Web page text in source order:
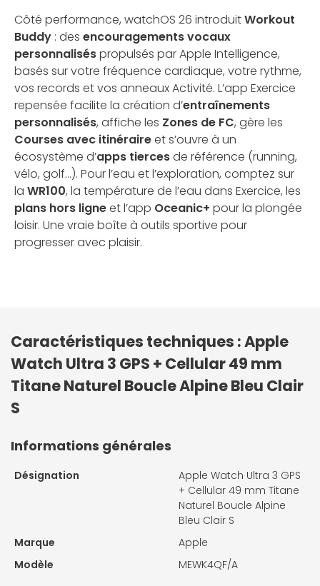
Côté performance, watchOS 26 introduitWorkout
Buddy : des encouragements vocaux
personnaliséspropulsés par Apple Intelligence,
basés sur votre fréquence cardiaque, votre rythme,
vos records et vos anneaux Activité. L’app Exercice
repensée facilite la création d’entraînements
personnalisés, affiche les Zones de FC, gère les
Courses avec itinéraireet s’ouvre à un
écosystème d’apps tiercesde référence (running,
vélo, golf…). Pour l’eau et l’exploration, comptez sur
la WR100, la température de l’eau dans Exercice, les
plans hors ligneet l’app Oceanic+ pour la plongée
loisir. Une vraie boîte à outils sportive pour
progresser avec plaisir.
Caractéristiques techniques : Apple
Watch Ultra 3 GPS + Cellular 49 mm
Titane Naturel Boucle Alpine Bleu Clair
S
Informations générales
Désignation
Apple Watch Ultra 3 GPS
+ Cellular 49 mm Titane
Naturel Boucle Alpine
Bleu Clair S
Marque
Apple
Modèle
MEWK4QF/A